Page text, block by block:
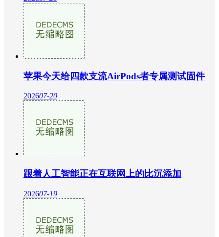
苹果今天给四款支流AirPods者专属测试固件
202607-20
跟着人工智能正在互联网上的比沉添加
202607-19